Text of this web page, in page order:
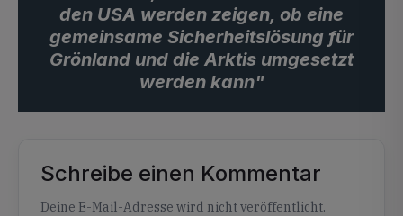
den USA werden zeigen, ob eine
gemeinsame Sicherheitslösung für
Grönland und die Arktis umgesetzt
werden kann"
Schreibe einen Kommentar
Deine E-Mail-Adresse wird nicht veröffentlicht.
Alternative: